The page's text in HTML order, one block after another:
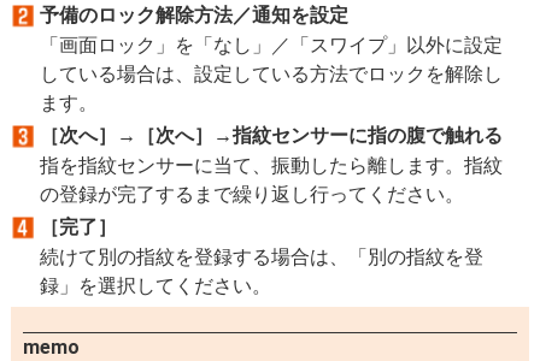
予備のロック解除方法／通知を設定
「画面ロック」を「なし」／「スワイプ」以外に設定
している場合は、設定している方法でロックを解除し
ます。
［次へ］→［次へ］→指紋センサーに指の腹で触れる
指を指紋センサーに当て、振動したら離します。指紋
の登録が完了するまで繰り返し行ってください。
［完了］
続けて別の指紋を登録する場合は、「別の指紋を登
録」を選択してください。
memo